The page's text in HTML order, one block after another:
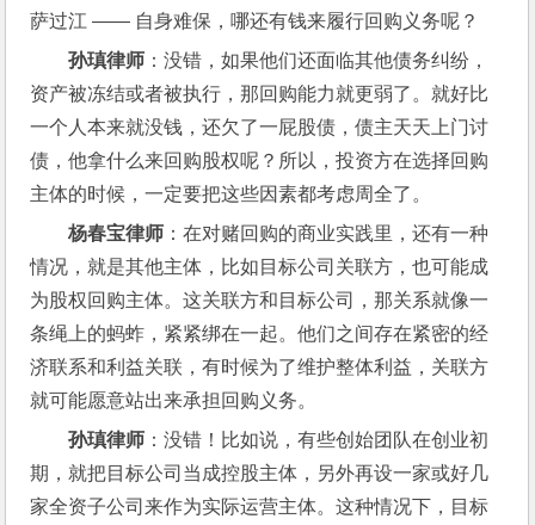
萨过江 —— 自身难保，哪还有钱来履行回购义务呢？
孙瑱律师 ：没错，如果他们还面临其他债务纠纷，
资产被冻结或者被执行，那回购能力就更弱了。就好比
一个人本来就没钱，还欠了一屁股债，债主天天上门讨
债，他拿什么来回购股权呢？所以，投资方在选择回购
主体的时候，一定要把这些因素都考虑周全了。
杨春宝律师 ：在对赌回购的商业实践里，还有一种
情况，就是其他主体，比如目标公司关联方，也可能成
为股权回购主体。这关联方和目标公司，那关系就像一
条绳上的蚂蚱，紧紧绑在一起。他们之间存在紧密的经
济联系和利益关联，有时候为了维护整体利益，关联方
就可能愿意站出来承担回购义务。
孙瑱律师 ：没错！比如说，有些创始团队在创业初
期，就把目标公司当成控股主体，另外再设一家或好几
家全资子公司来作为实际运营主体。这种情况下，目标